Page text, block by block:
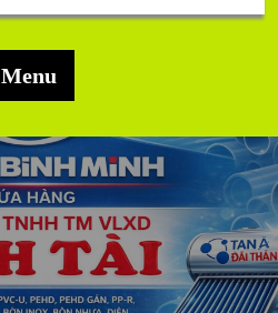
Menu